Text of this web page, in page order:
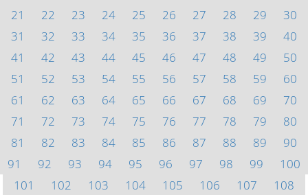
21
22 23 24 25 26 27 28 29
30
31
32 33 34 35 36 37 38 39
40
41
42 43 44 45 46 47 48 49
50
51
52 53 54 55 56 57 58 59
60
61
62 63 64 65 66 67 68 69
70
71
72 73 74 75 76 77 78 79
80
81
82 83 84 85 86 87 88 89
90
91
92 93 94 95 96 97 98 99
100
101
102 103 104 105 106 107
108